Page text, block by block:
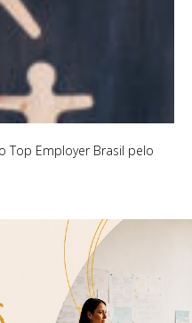
Top Employer Brasil pelo